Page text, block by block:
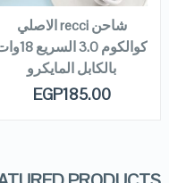
شاحن recci الاصلي
كوالكوم 3.0
بالكابل المايكرو
EGP185.00